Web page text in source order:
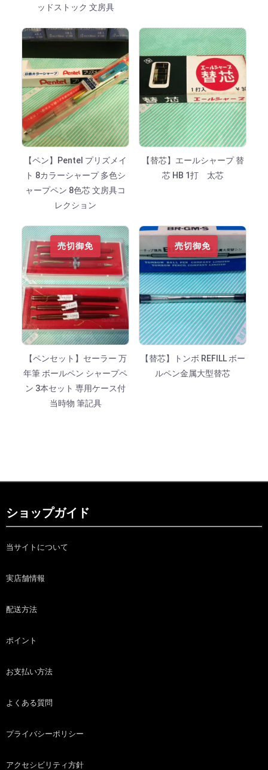
ッドストック 文房具
【ペン】Pentel プリズメイ
ト 8カラーシャープ 多色シ
ャープペン 8色芯 文房具コ
レクション
【替芯】エールシャープ 替
芯 HB 1打 太芯
売切御免
【ペンセット】セーラー 万
年筆 ボールペン シャープペ
ン 3本セット 専用ケース付
当時物 筆記具
売切御免
【替芯】トンボ REFILL ボー
ルペン金属大型替芯
ショップガイド
当サイトについて
実店舗情報
配送方法
ポイント
お支払い方法
よくある質問
プライバシーポリシー
アクセシビリティ方針